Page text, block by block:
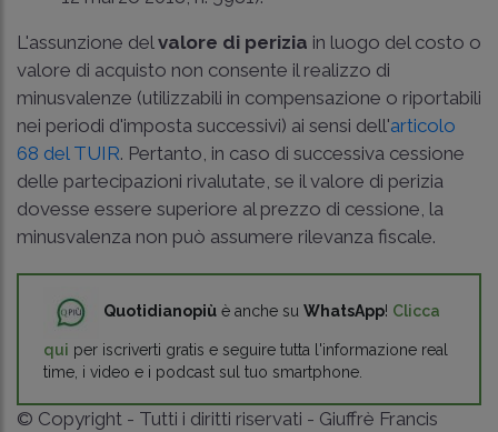
L'assunzione delvalore di perizia in luogo del costo o
valore di acquisto non consente il realizzo di
minusvalenze (utilizzabili in compensazione o riportabili
nei periodi d'imposta successivi) ai sensi dell'articolo
68 del TUIR. Pertanto, in caso di successiva cessione
delle partecipazioni rivalutate, se il valore di perizia
dovesse essere superiore al prezzo di cessione, la
minusvalenza non può assumere rilevanza fiscale.
Quotidianopiù è anche su WhatsApp! Clicca
qui per iscriverti gratis e seguire tutta l'informazione real
time, i video e i podcast sul tuo smartphone.
© Copyright - Tutti i diritti riservati - Giuffrè Francis